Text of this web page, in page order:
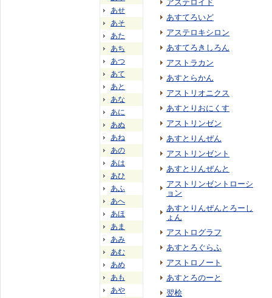
あせ
あそ
あた
あち
あつ
あて
あと
あな
あに
あぬ
あね
あの
あは
あひ
あふ
あへ
あほ
あま
あみ
あむ
あめ
あも
あや
アステロイド
あすてろいど
アステロキシロン
あすてろきしろん
アストラカン
あすとらかん
アストリオニクス
あすとりおにくす
アストリンゼン
あすとりんぜん
アストリンゼント
あすとりんぜんと
アストリンゼントローシ
ョン
あすとりんぜんとろーし
ょん
アストログラフ
あすとろぐらふ
アストロノート
あすとろのーと
翌桧